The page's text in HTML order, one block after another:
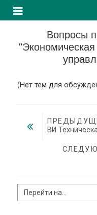
Боковая
Вопросы
(Нет тем для
ВИ
Перейти на...